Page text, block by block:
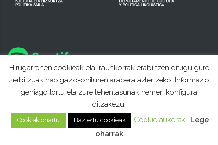
Hirugarrenen cookieak eta iraunkorrak erabiltzen ditugu gure
zerbitzuak nabigazio-ohituren arabera aztertzeko. Informazio
gehiago lortu eta zure lehentasunak hemen konfigura
ditzakezu.
Cookiak onartu Baztertu cookieak Cookie aukerak
Lege
oharrak